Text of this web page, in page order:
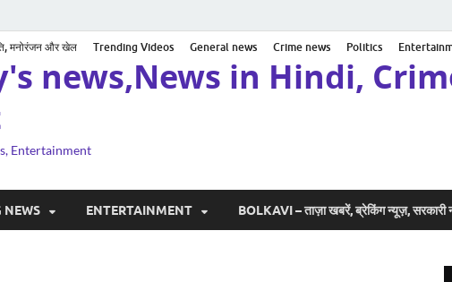
मनोरंजन और खेल Trending Videos General news Crime news Politics
news,News in Hindi,
Entertainment
NEWS ENTERTAINMENT BOLKAVI – ताज़ा खबरें, ब्रेकिंग न्यूज़, सरकारी